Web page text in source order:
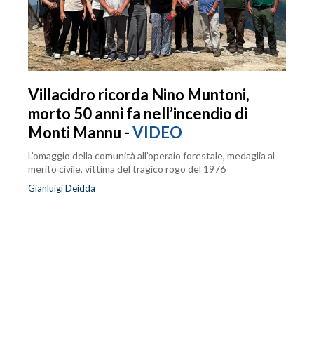
Villacidro ricorda Nino Muntoni,
morto 50 anni fa nell’incendio di
Monti Mannu -VIDEO
L’omaggio della comunità all’operaio forestale, medaglia al
merito civile, vittima del tragico rogo del 1976
Gianluigi Deidda